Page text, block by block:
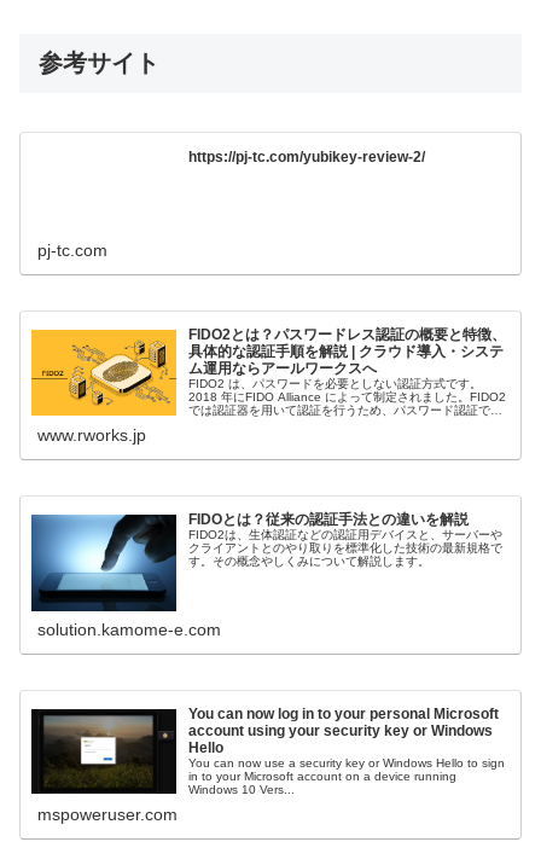
参考サイト
https://pj-tc.com/yubikey-review-2/
pj-tc.com
FIDO2とは？パスワードレス認証の概要と特徴、
具体的な認証手順を解説 | クラウド導入・システ
ム運用ならアールワークスへ
FIDO2 は、パスワードを必要としない認証方式です。
2018 年にFIDO Alliance によって制定されました。FIDO2
では認証器を用いて認証を行うため、パスワード認証でよ
www.rworks.jp
FIDOとは？従来の認証手法との違いを解説
FIDO2は、生体認証などの認証用デバイスと、サーバーや
クライアントとのやり取りを標準化した技術の最新規格で
す。その概念やしくみについて解説します。
solution.kamome-e.com
You can now log in to your personal Microsoft
account using your security key or Windows
Hello
You can now use a security key or Windows Hello to sign
in to your Microsoft account on a device running
Windows 10 Vers...
mspoweruser.com